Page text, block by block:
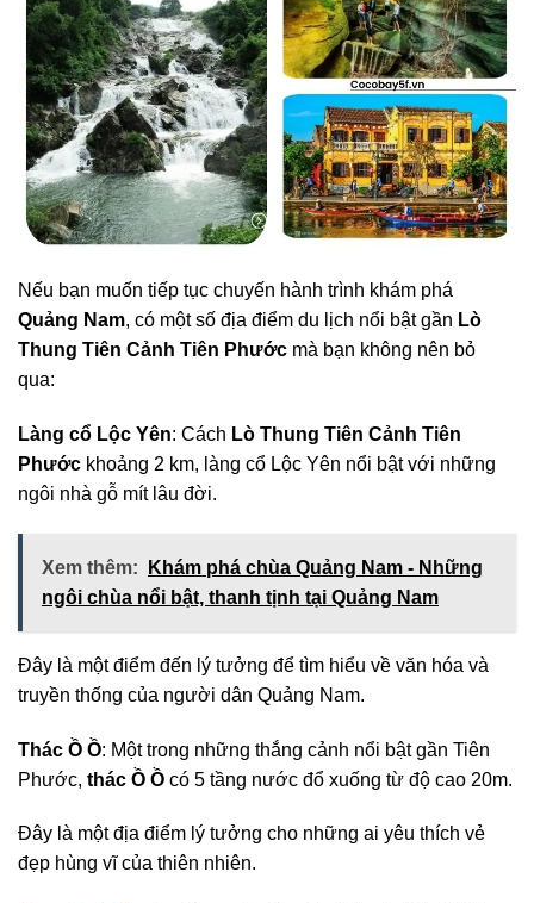
Nếu bạn muốn tiếp tục chuyến hành trình khám phá
Quảng Nam, có một số địa điểm du lịch nổi bật gần Lò
Thung Tiên Cảnh Tiên Phước mà bạn không nên bỏ
qua:
Làng cổ Lộc Yên: Cách Lò Thung Tiên Cảnh Tiên
Phước khoảng 2 km, làng cổ Lộc Yên nổi bật với những
ngôi nhà gỗ mít lâu đời.
Xem thêm:
Khám phá chùa Quảng Nam - Những
ngôi chùa nổi bật, thanh tịnh tại Quảng Nam
Đây là một điểm đến lý tưởng để tìm hiểu về văn hóa và
truyền thống của người dân Quảng Nam.
Thác Ồ Ồ: Một trong những thắng cảnh nổi bật gần Tiên
Phước, thác Ồ Ồ có 5 tầng nước đổ xuống từ độ cao 20m.
Đây là một địa điểm lý tưởng cho những ai yêu thích vẻ
đẹp hùng vĩ của thiên nhiên.